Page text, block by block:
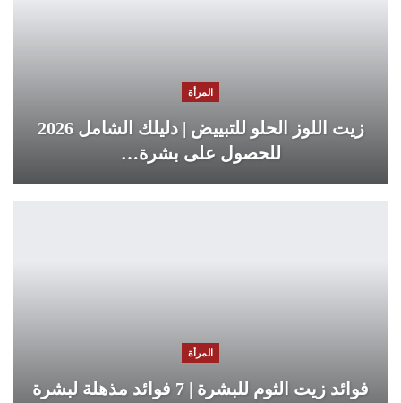
المرأة
زيت اللوز الحلو للتبييض | دليلك الشامل 2026
للحصول على بشرة…
المرأة
فوائد زيت الثوم للبشرة | 7 فوائد مذهلة لبشرة